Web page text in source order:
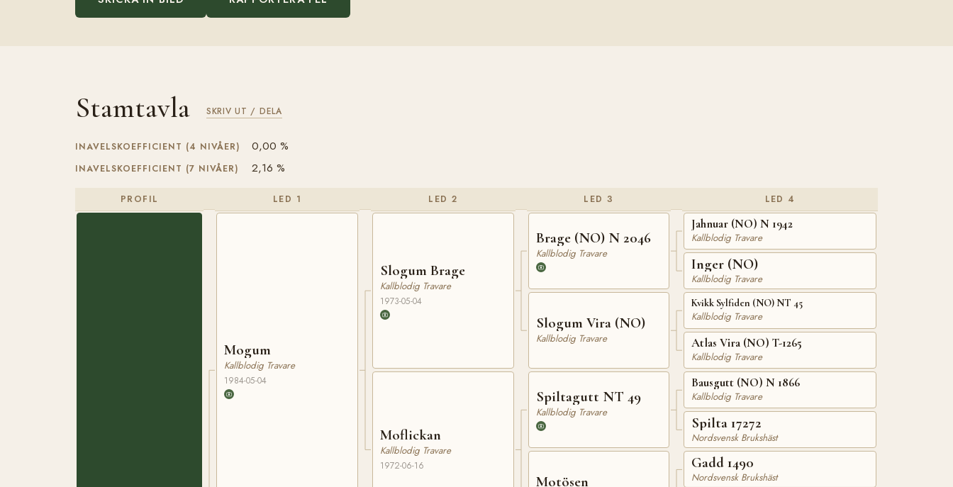
Stamtavla SKRIV UT / DELA
INAVELSKOEFFICIENT (4 NIVÅER) 0,00 %
INAVELSKOEFFICIENT (7 NIVÅER) 2,16 %
PROFIL LED 1
Mogum
Kallblodig Travare
1984-05-04
LED 2
Slogum Brage
Kallblodig Travare
1973-05-04
Moflickan
Kallblodig Travare
1972-06-16
LED 3
Brage (NO) N 2046
Kallblodig Travare
Slogum Vira (NO)
Kallblodig Travare
Spiltagutt NT 49
Kallblodig Travare
Motösen
LED 4
Jahnuar (NO) N 1942
Kallblodig Travare
Inger (NO)
Kallblodig Travare
Kvikk Sylfiden (NO) NT 45
Kallblodig Travare
Atlas Vira (NO) T-1265
Kallblodig Travare
Bausgutt (NO) N 1866
Kallblodig Travare
Spilta 17272
Nordsvensk Brukshäst
Gadd 1490
Nordsvensk Brukshäst